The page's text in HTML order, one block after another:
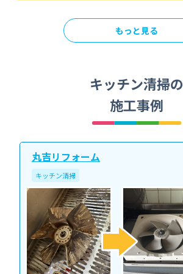
もっと見る
キッチン清掃の
施工事例
丸吉リフォーム
キッチン清掃